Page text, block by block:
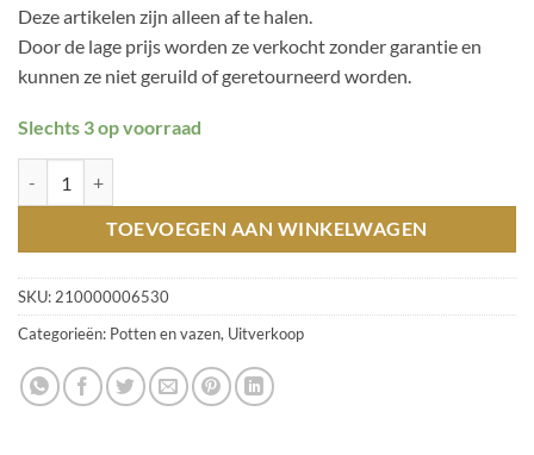
Deze artikelen zijn alleen af te halen.
Door de lage prijs worden ze verkocht zonder garantie en
kunnen ze niet geruild of geretourneerd worden.
Slechts 3 op voorraad
TOEVOEGEN AAN WINKELWAGEN
SKU: 210000006530
Categorieën: Potten en vazen, Uitverkoop